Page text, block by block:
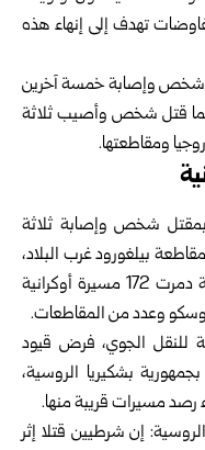
تهدف إلى إنهاء هذه
شخص وإصابة خمسة آخرين
قتل شخص وأصيب ثلاثة
ومقاطعتها.
شخص وإصابة ثلاثة
بيلغورود غرب البلاد،
فيما قالت وزارة الدفاع: إن دفاعاتها الجوية دمرت 172 مسيرة أوكرانية
وعدد من المقاطعات.
للنقل الجوي، فرض قيود
بشكيريا الروسية،
رصد مسيرات قريبة منها.
إن شرطيين قتلا إثر